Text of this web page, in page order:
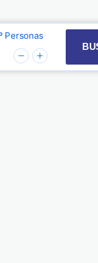
the calendar
to interact with
Personas